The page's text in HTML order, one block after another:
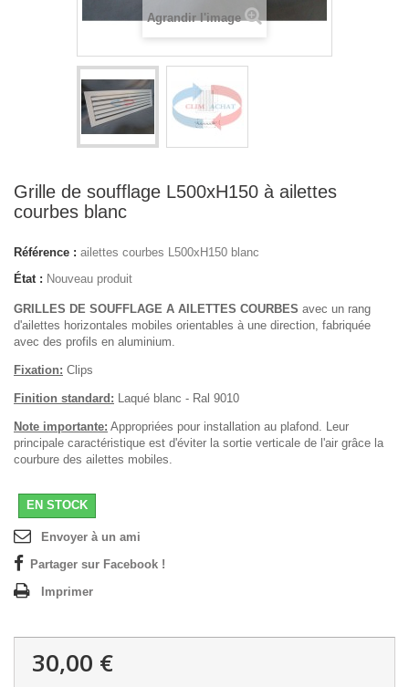
Agrandir l'image
Grille de soufflage L500xH150 à ailettes
courbes blanc
Référence : ailettes courbes L500xH150 blanc
État : Nouveau produit
GRILLES DE SOUFFLAGE A AILETTES COURBES avec un rang
d'ailettes horizontales mobiles orientables à une direction, fabriquée
avec des profils en aluminium.
Fixation: Clips
Finition standard: Laqué blanc - Ral 9010
Note importante: Appropriées pour installation au plafond. Leur
principale caractéristique est d'éviter la sortie verticale de l'air grâce la
courbure des ailettes mobiles.
EN STOCK
Envoyer à un ami
Partager sur Facebook !
Imprimer
30,00 €